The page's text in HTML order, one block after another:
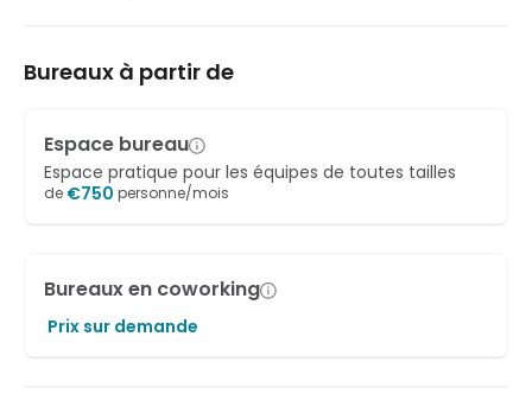
Bureaux à partir de
Espace bureau
Espace pratique pour les équipes de toutes tailles
de €750 personne/mois
Bureaux en coworking
Prix sur demande